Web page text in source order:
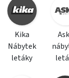
Kika
Nábytek
letáky